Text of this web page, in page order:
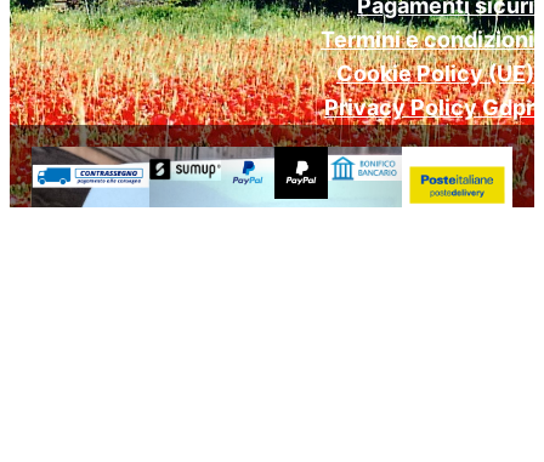
Termini e condizioni
Cookie Policy (UE)
Privacy Policy Gdpr